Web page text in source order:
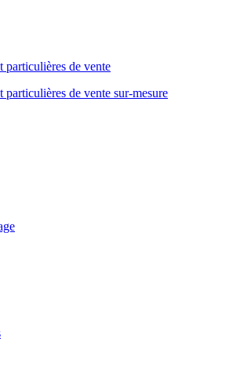
particulières de vente
particulières de vente sur-mesure